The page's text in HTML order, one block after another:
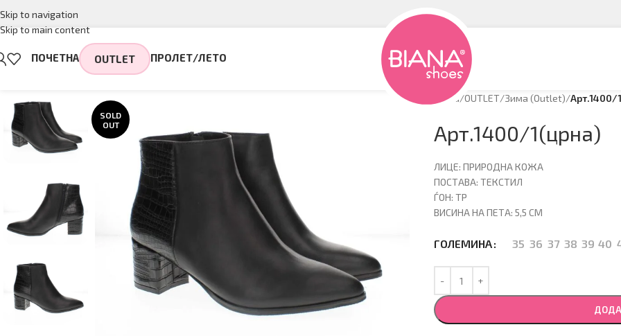
Skip to navigation
Skip to main content
ПОЧЕТНА OUTLET ПРОЛЕТ/ЛЕТО
SOLD
OUT
Дома/OUTLET/Зима (Оutlet)/Арт.1400/
Арт.1400/1(црна)
ЛИЦЕ: ПРИРОДНА КОЖА
ПОСТАВА: ТЕКСТИЛ
ЃОН: ТР
ВИСИНА НА ПЕТА: 5,5 CM
ГОЛЕМИНА 35 36 37 38 39 40